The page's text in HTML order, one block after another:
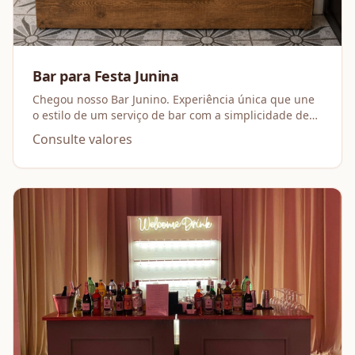
Bar para Festa Junina
Chegou nosso Bar Junino. Experiência única que une
o estilo de um serviço de bar com a simplicidade de
um arraial.
Consulte valores